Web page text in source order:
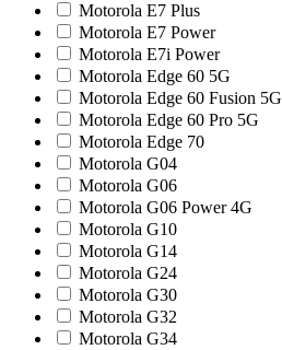
Motorola E7 Plus
Motorola E7 Power
Motorola E7i Power
Motorola Edge 60 5G
Motorola Edge 60 Fusion 5G
Motorola Edge 60 Pro 5G
Motorola Edge 70
Motorola G04
Motorola G06
Motorola G06 Power 4G
Motorola G10
Motorola G14
Motorola G24
Motorola G30
Motorola G32
Motorola G34